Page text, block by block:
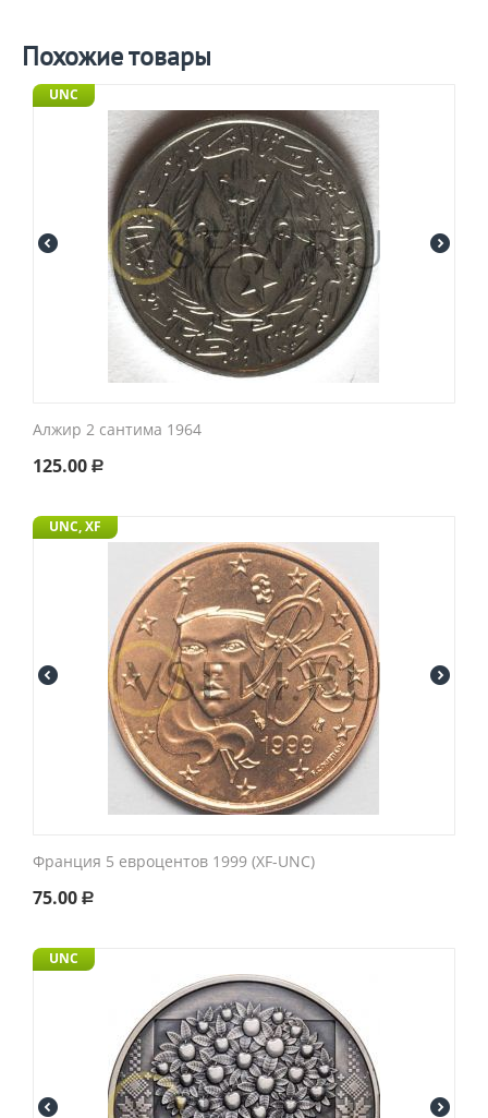
Похожие товары
UNC
Алжир 2 сантима 1964
125.00 Р
UNC, XF
Франция 5 евроцентов 1999 (XF-UNC)
75.00 Р
UNC